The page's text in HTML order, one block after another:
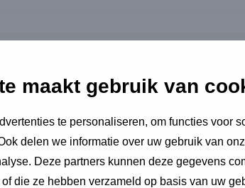
maakt gebruik van
te personaliseren, om functies voor
delen we informatie over uw gebruik van
Deze partners kunnen deze gegevens
die ze hebben verzameld op basis van uw
aan
2